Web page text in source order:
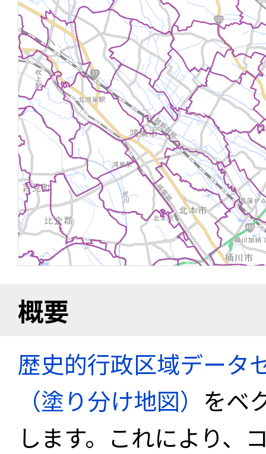
概要
歴史的行政区域データ
（塗り分け地図） をベ
します。これにより、